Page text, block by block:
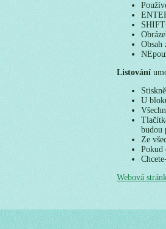
Obsah
Listování
U
budou
Ze
Pokud
Webová